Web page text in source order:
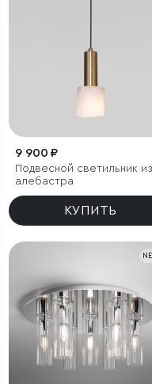
9 900 ₽
Подвесной светильник из
алебастра
КУПИТЬ